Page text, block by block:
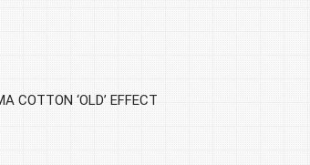
COTTON ‘OLD’ EFFECT